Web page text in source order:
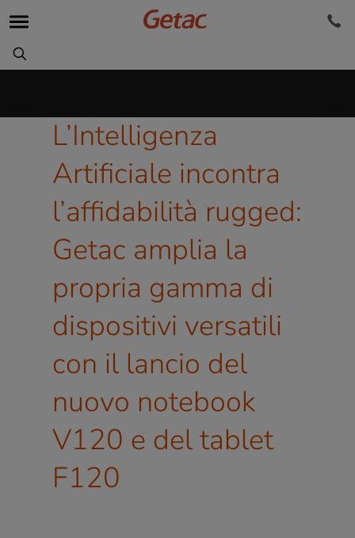
L’Intelligenza
Artificiale incontra
l’affidabilità rugged:
Getac amplia la
propria gamma di
dispositivi versatili
con il lancio del
nuovo notebook
V120 e del tablet
F120